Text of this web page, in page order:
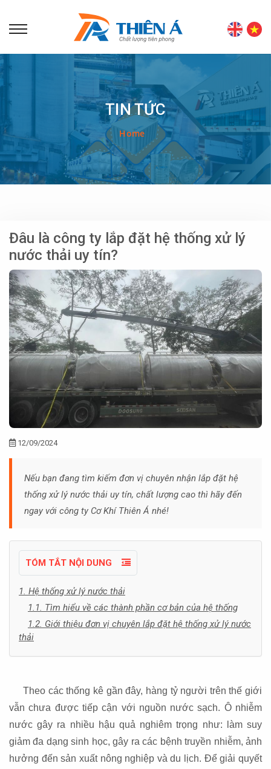
TIN TỨC
Home
Đâu là công ty lắp đặt hệ thống xử lý
nước thải uy tín?
12/09/2024
Nếu bạn đang tìm kiếm đơn vị chuyên nhận lắp đặt hệ
thống xử lý nước thải uy tín, chất lượng cao thì hãy đến
ngay với công ty Cơ Khí Thiên Á nhé!
TÓM TẮT NỘI DUNG
1. Hệ thống xử lý nước thải
1.1. Tìm hiểu về các thành phần cơ bản của hệ thống
1.2. Giới thiệu đơn vị chuyên lắp đặt hệ thống xử lý nước
thải
Theo các thống kê gần đây, hàng tỷ người trên thế giới
vẫn chưa được tiếp cận với nguồn nước sạch. Ô nhiễm
nước gây ra nhiều hậu quả nghiêm trọng như: làm suy
giảm đa dạng sinh học, gây ra các bệnh truyền nhiễm, ảnh
hưởng đến sản xuất nông nghiệp và du lịch. Để giải quyết